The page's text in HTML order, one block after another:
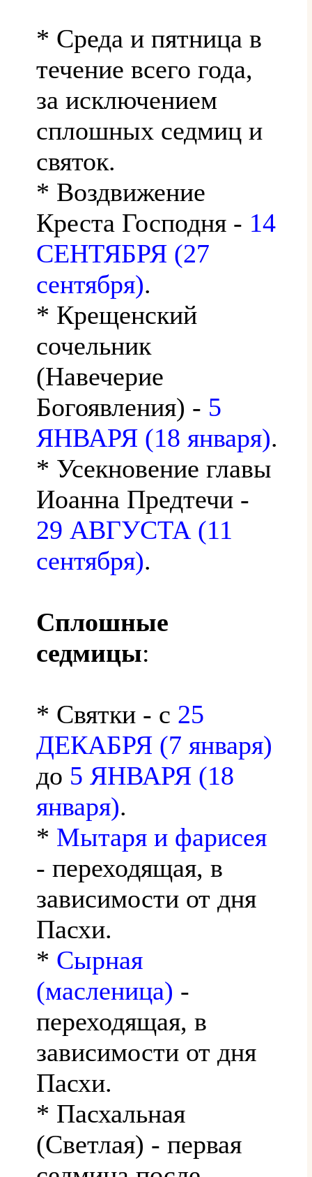
* Среда и пятница в
течение всего года,
за исключением
сплошных седмиц и
святок.
* Воздвижение
Креста Господня - 14
СЕНТЯБРЯ (27
сентября).
* Крещенский
сочельник
(Навечерие
Богоявления) - 5
ЯНВАРЯ (18 января).
* Усекновение главы
Иоанна Предтечи -
29 АВГУСТА (11
сентября).
Сплошные
седмицы:
* Святки - с 25
ДЕКАБРЯ (7 января)
до 5 ЯНВАРЯ (18
января).
* Мытаря и фарисея
- переходящая, в
зависимости от дня
Пасхи.
* Сырная
(масленица) -
переходящая, в
зависимости от дня
Пасхи.
* Пасхальная
(Светлая) - первая